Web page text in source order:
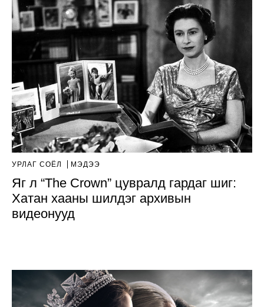
УРЛАГ СОЁЛ МЭДЭЭ
Яг л “The Crown” цувралд гардаг шиг:
Хатан хааны шилдэг архивын
видеонууд